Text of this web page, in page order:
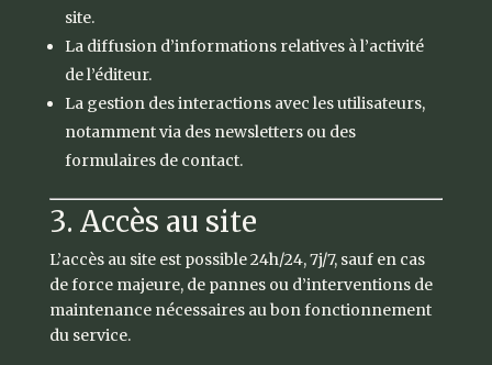
site.
La diffusion d’informations relatives à l’activité
de l’éditeur.
La gestion des interactions avec les utilisateurs,
notamment via des newsletters ou des
formulaires de contact.
3. Accès au site
L’accès au site est possible 24h/24, 7j/7, sauf en cas
de force majeure, de pannes ou d’interventions de
maintenance nécessaires au bon fonctionnement
du service.